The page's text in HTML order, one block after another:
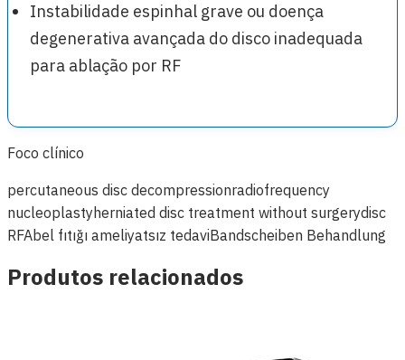
Instabilidade espinhal grave ou doença
degenerativa avançada do disco inadequada
para ablação por RF
Foco clínico
percutaneous disc decompressionradiofrequency
nucleoplasty herniated disc treatment without surgerydisc
RFAbel fıtığı ameliyatsız tedaviBandscheiben Behandlung
Produtos relacionados